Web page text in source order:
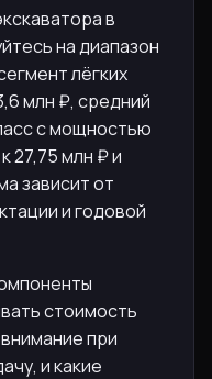
в
на диапазон
лёгких
млн ₽, средний
с мощностью
27,75 млн ₽ и
зависит от
и годовой
стоимость
при
и какие